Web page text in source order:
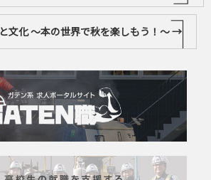
文化 〜本の世界で秋を楽しもう！〜→